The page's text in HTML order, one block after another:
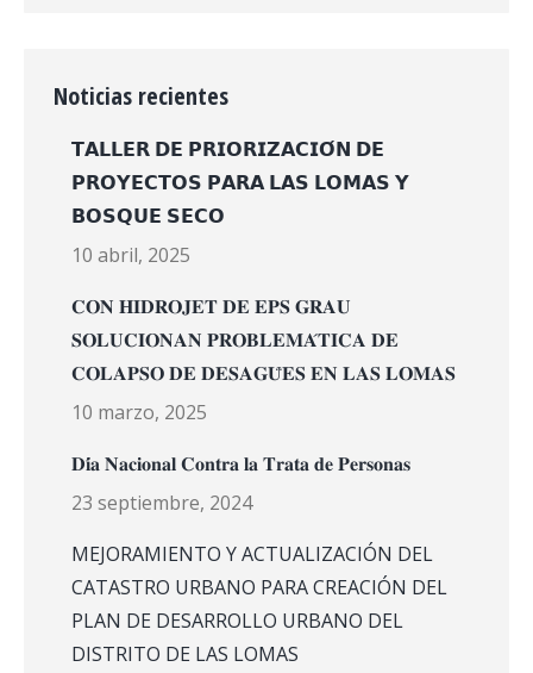
Noticias recientes
𝗧𝗔𝗟𝗟𝗘𝗥 𝗗𝗘 𝗣𝗥𝗜𝗢𝗥𝗜𝗭𝗔𝗖𝗜𝗢́𝗡 𝗗𝗘
𝗣𝗥𝗢𝗬𝗘𝗖𝗧𝗢𝗦 𝗣𝗔𝗥𝗔 𝗟𝗔𝗦 𝗟𝗢𝗠𝗔𝗦 𝗬
𝗕𝗢𝗦𝗤𝗨𝗘 𝗦𝗘𝗖𝗢
10 abril, 2025
𝐂𝐎𝐍 𝐇𝐈𝐃𝐑𝐎𝐉𝐄𝐓 𝐃𝐄 𝐄𝐏𝐒 𝐆𝐑𝐀𝐔
𝐒𝐎𝐋𝐔𝐂𝐈𝐎𝐍𝐀𝐍 𝐏𝐑𝐎𝐁𝐋𝐄𝐌𝐀́𝐓𝐈𝐂𝐀 𝐃𝐄
𝐂𝐎𝐋𝐀𝐏𝐒𝐎 𝐃𝐄 𝐃𝐄𝐒𝐀𝐆𝐔̈𝐄𝐒 𝐄𝐍 𝐋𝐀𝐒 𝐋𝐎𝐌𝐀𝐒
10 marzo, 2025
𝐃𝐢́𝐚 𝐍𝐚𝐜𝐢𝐨𝐧𝐚𝐥 𝐂𝐨𝐧𝐭𝐫𝐚 𝐥𝐚 𝐓𝐫𝐚𝐭𝐚 𝐝𝐞 𝐏𝐞𝐫𝐬𝐨𝐧𝐚𝐬
23 septiembre, 2024
MEJORAMIENTO Y ACTUALIZACIÓN DEL
CATASTRO URBANO PARA CREACIÓN DEL
PLAN DE DESARROLLO URBANO DEL
DISTRITO DE LAS LOMAS